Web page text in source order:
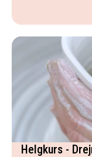
Helgkurs -